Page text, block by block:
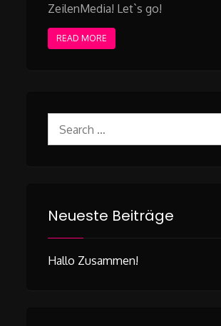
ZeilenMedia! Let`s go!
READ MORE
for:
Neueste Beiträge
Hallo Zusammen!